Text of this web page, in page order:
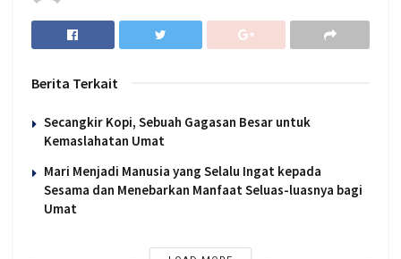
Berita Terkait
Secangkir Kopi, Sebuah Gagasan Besar untuk
Kemaslahatan Umat
Mari Menjadi Manusia yang Selalu Ingat kepada
Sesama dan Menebarkan Manfaat Seluas-luasnya bagi
Umat